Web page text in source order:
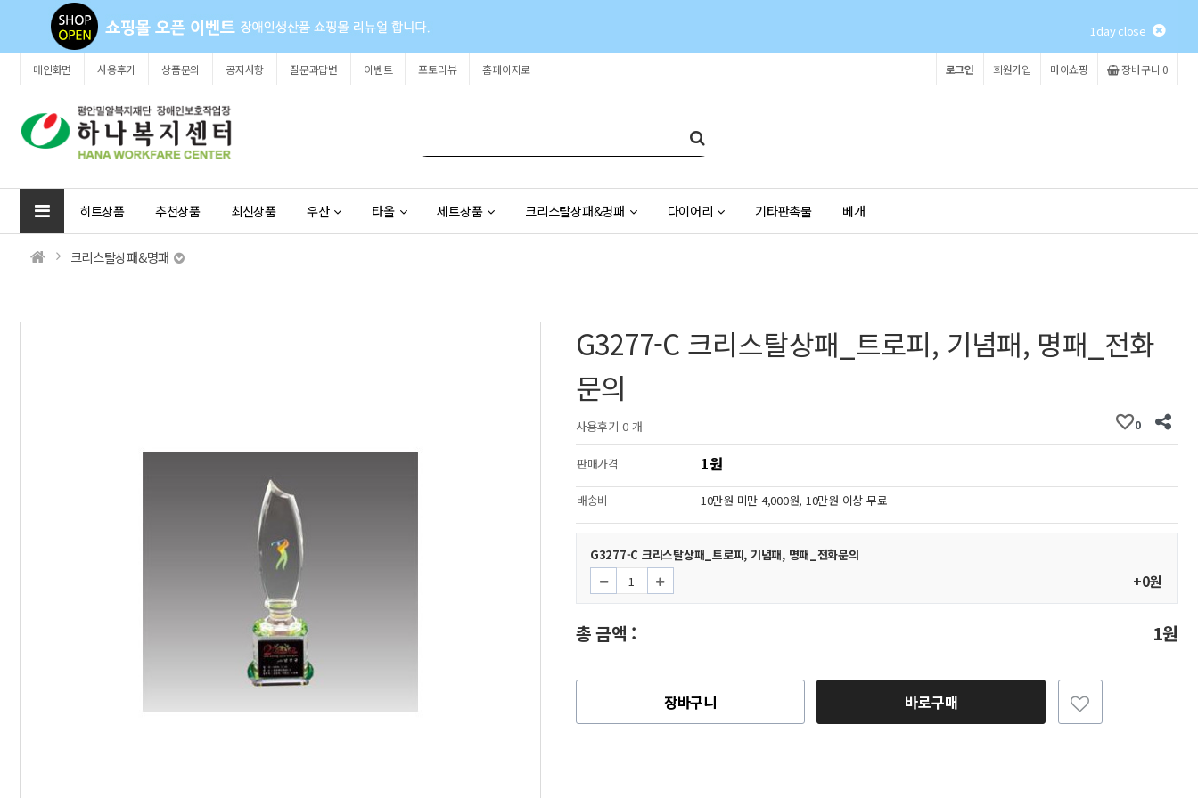
1day close
메인화면 사용후기 상품문의 공지사항 질문과답변 이벤트 포토리뷰 홈페이지로 장바구니 0
마이쇼핑
회원가입
로그인
히트상품 추천상품 최신상품 우산 타올 세트상품 크리스탈상패&명패 다이어리 기타판촉물 베개
크리스탈상패&명패
G3277-C 크리스탈상패_트로피, 기념패, 명패_전화
문의
사용후기 0 개 0
판매가격 1원
배송비 10만원 미만 4,000원, 10만원 이상 무료
G3277-C 크리스탈상패_트로피, 기념패, 명패_전화문의
+0원
총 금액 : 1원
장바구니 바로구매